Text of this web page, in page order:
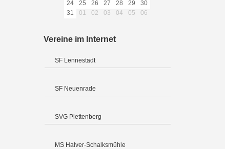
24
25 26 27 28 29
30
31
01 02 03 04 05 06
Vereine im Internet
SF Lennestadt
SF Neuenrade
SVG Plettenberg
MS Halver-Schalksmühle